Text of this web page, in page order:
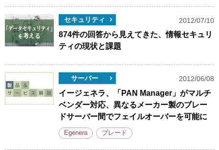
セキュリティ 2012/07/10
874件の回答から見えてきた、情報セキュリ
ティの現状と課題
サーバー 2012/06/08
イージェネラ、「PAN Manager」がマルチ
ベンダー対応、異なるメーカー製のブレー
ドサーバー間でフェイルオーバーを可能に
Egenera ブレード